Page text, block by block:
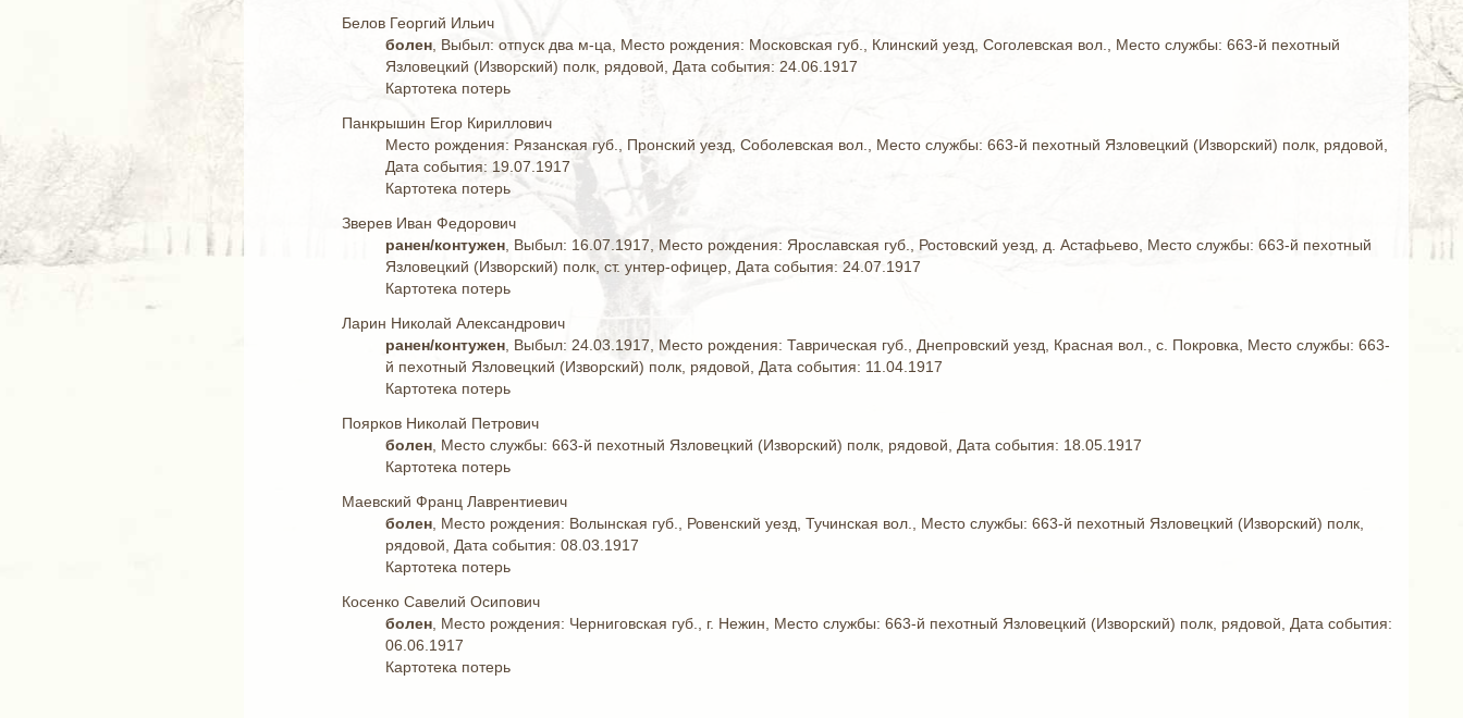
Белов Георгий Ильич
болен , Выбыл: отпуск два м-ца, Место рождения: Московская губ., Клинский уезд, Соголевская вол., Место службы: 663-й пехотный
Язловецкий (Изворский) полк, рядовой, Дата события: 24.06.1917
Картотека потерь
Панкрышин Егор Кириллович
Место рождения: Рязанская губ., Пронский уезд, Соболевская вол., Место службы: 663-й пехотный Язловецкий (Изворский) полк, рядовой,
Дата события: 19.07.1917
Картотека потерь
Зверев Иван Федорович
ранен/контужен , Выбыл: 16.07.1917, Место рождения: Ярославская губ., Ростовский уезд, д. Астафьево, Место службы: 663-й пехотный
Язловецкий (Изворский) полк, ст. унтер-офицер, Дата события: 24.07.1917
Картотека потерь
Ларин Николай Александрович
ранен/контужен , Выбыл: 24.03.1917, Место рождения: Таврическая губ., Днепровский уезд, Красная вол., с. Покровка, Место службы: 663-
й пехотный Язловецкий (Изворский) полк, рядовой, Дата события: 11.04.1917
Картотека потерь
Поярков Николай Петрович
болен , Место службы: 663-й пехотный Язловецкий (Изворский) полк, рядовой, Дата события: 18.05.1917
Картотека потерь
Маевский Франц Лаврентиевич
болен , Место рождения: Волынская губ., Ровенский уезд, Тучинская вол., Место службы: 663-й пехотный Язловецкий (Изворский) полк,
рядовой, Дата события: 08.03.1917
Картотека потерь
Косенко Савелий Осипович
болен , Место рождения: Черниговская губ., г. Нежин, Место службы: 663-й пехотный Язловецкий (Изворский) полк, рядовой, Дата события:
06.06.1917
Картотека потерь